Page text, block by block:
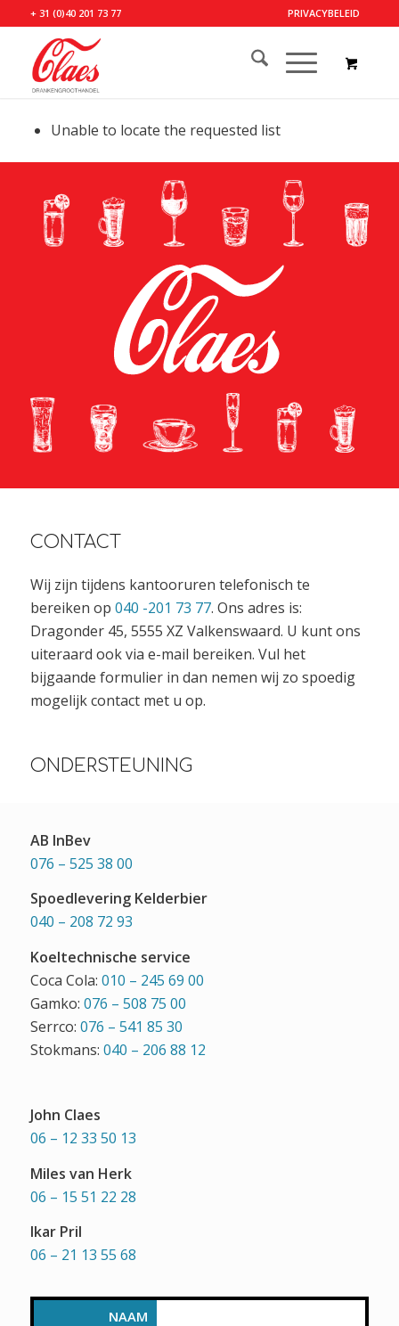
PRIVACYBELEID
+ 31 (0)40 201 73 77
Unable to locate the requested list
CONTACT
Wij zijn tijdens kantooruren telefonisch te
bereiken op 040 -201 73 77. Ons adres is:
Dragonder 45, 5555 XZ Valkenswaard. U kunt ons
uiteraard ook via e-mail bereiken. Vul het
bijgaande formulier in dan nemen wij zo spoedig
mogelijk contact met u op.
ONDERSTEUNING
AB InBev
076 – 525 38 00
Spoedlevering Kelderbier
040 – 208 72 93
Koeltechnische service
Coca Cola: 010 – 245 69 00
Gamko: 076 – 508 75 00
Serrco: 076 – 541 85 30
Stokmans: 040 – 206 88 12
John Claes
06 – 12 33 50 13
Miles van Herk
06 – 15 51 22 28
Ikar Pril
06 – 21 13 55 68
NAAM